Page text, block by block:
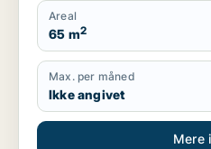
Areal
65 m2
Max. per måned
Ikke angivet
Mere